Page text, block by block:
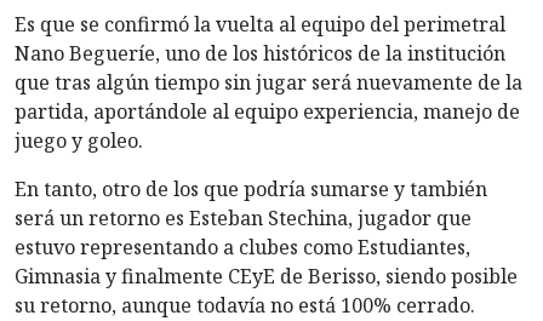
Es que se confirmó la vuelta al equipo del perimetral
Nano Begueríe, uno de los históricos de la institución
que tras algún tiempo sin jugar será nuevamente de la
partida, aportándole al equipo experiencia, manejo de
juego y goleo.
En tanto, otro de los que podría sumarse y también
será un retorno es Esteban Stechina, jugador que
estuvo representando a clubes como Estudiantes,
Gimnasia y finalmente CEyE de Berisso, siendo posible
su retorno, aunque todavía no está 100% cerrado.